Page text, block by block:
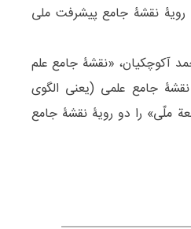
رویۀ نقشۀ جامع پیشرفت ملی
آکوچکیان، «نقشۀ جامع علم
جامع علمی (یعنی الگوی
ملّی» را دو رویۀ نقشۀ جامع